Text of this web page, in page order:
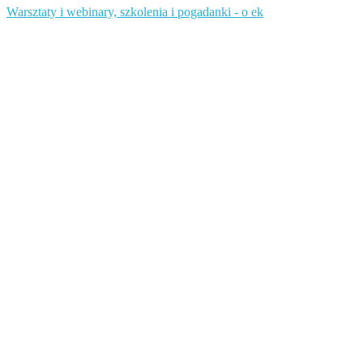
Warsztaty i webinary, szkolenia i pogadanki - o ek